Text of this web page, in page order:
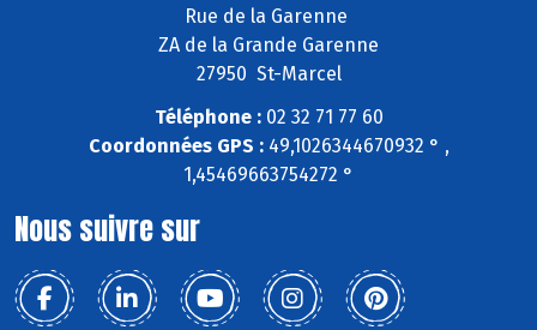
Rue de la Garenne
ZA de la Grande Garenne
27950 St-Marcel
Téléphone :02 32 71 77 60
Coordonnées GPS :49,1026344670932 ° ,
1,45469663754272 °
Nous suivre sur